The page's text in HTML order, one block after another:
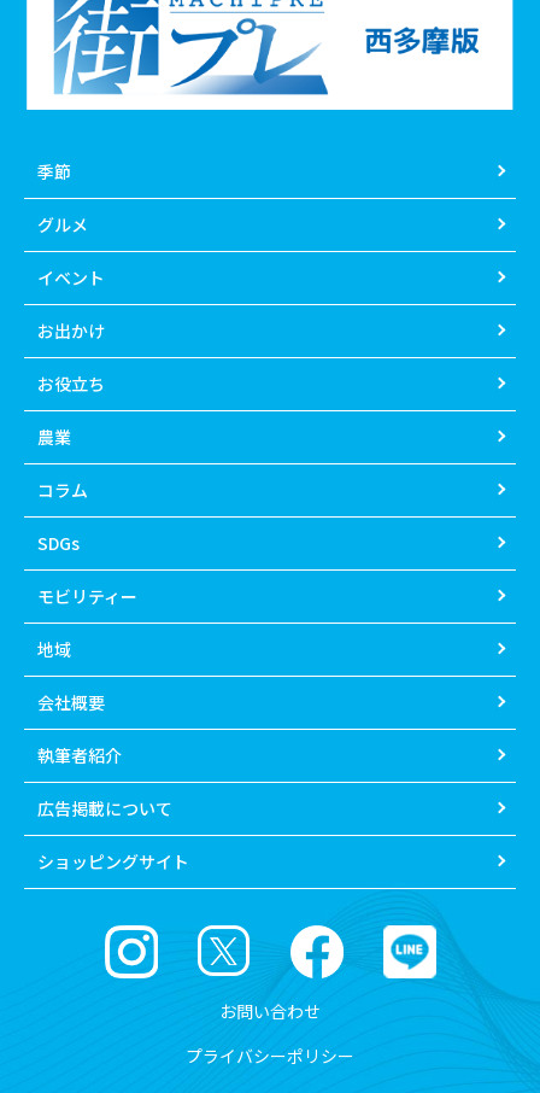
季節
グルメ
イベント
お出かけ
お役立ち
農業
コラム
SDGs
モビリティー
地域
会社概要
執筆者紹介
広告掲載について
ショッピングサイト
お問い合わせ
プライバシーポリシー